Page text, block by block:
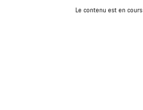
Le contenu est en